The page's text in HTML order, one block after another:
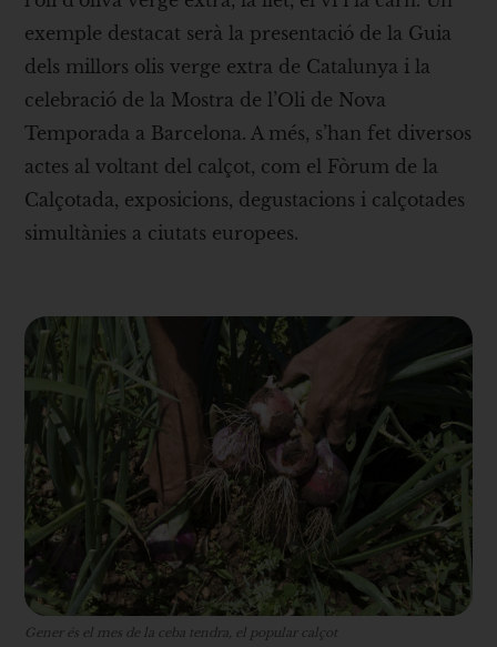
exemple destacat serà la presentació de la Guia
dels millors olis verge extra de Catalunya i la
celebració de la Mostra de l’Oli de Nova
Temporada a Barcelona. A més, s’han fet diversos
actes al voltant del calçot, com el Fòrum de la
Calçotada, exposicions, degustacions i calçotades
simultànies a ciutats europees.
Gener és el mes de la ceba tendra, el popular calçot